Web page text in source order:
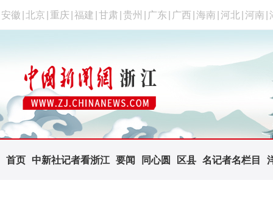
安徽 北京 重庆 福建 甘肃 贵州 广东 广西 海南 河北 河南
首页 中新社记者看浙江 要闻 同心圆 区县 名记者名栏目